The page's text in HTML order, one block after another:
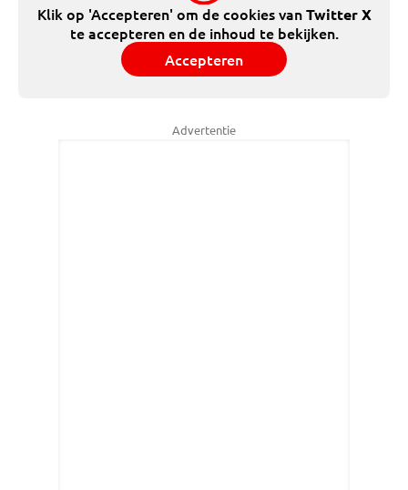
Klik op 'Accepteren' om de cookies vanTwitter X
te accepteren en de inhoud te bekijken.
Accepteren
Advertentie